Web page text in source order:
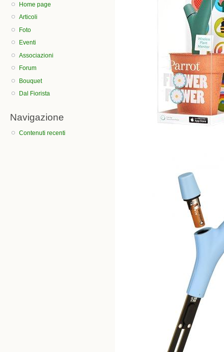
Home page
Articoli
Foto
Eventi
Associazioni
Forum
Bouquet
Dal Fiorista
Navigazione
Contenuti recenti